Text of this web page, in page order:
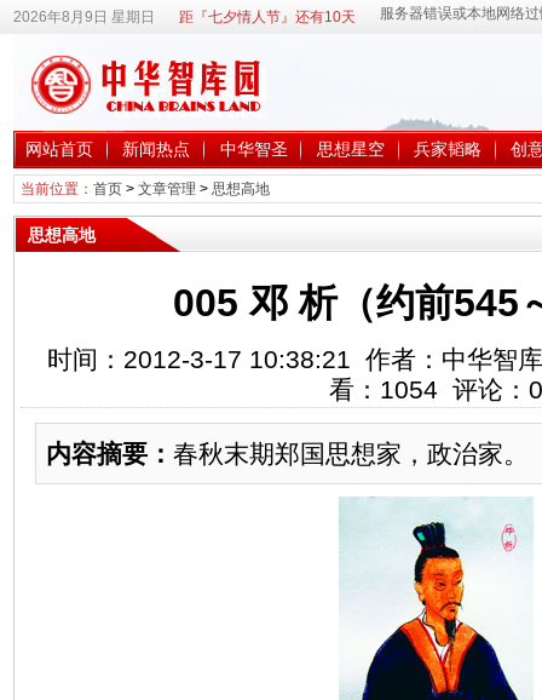
2026年8月9日 星期日 距『七夕情人节』还有10天
网站首页 新闻热点 中华智圣 思想星空 兵家韬略 创
当前位置： 首页> 文章管理 > 思想高地
思想高地
005 邓 析（约前545
时间：2012-3-17 10:38:21 作者：中华智
看： 1054 评论： 0
内容摘要： 春秋末期郑国思想家，政治家。